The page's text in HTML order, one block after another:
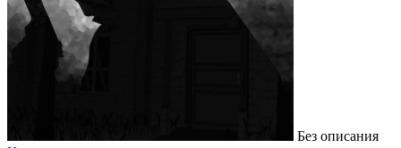
Без описания